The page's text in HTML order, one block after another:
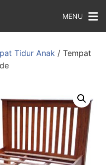
MENU
Tidur Anak / Tempat